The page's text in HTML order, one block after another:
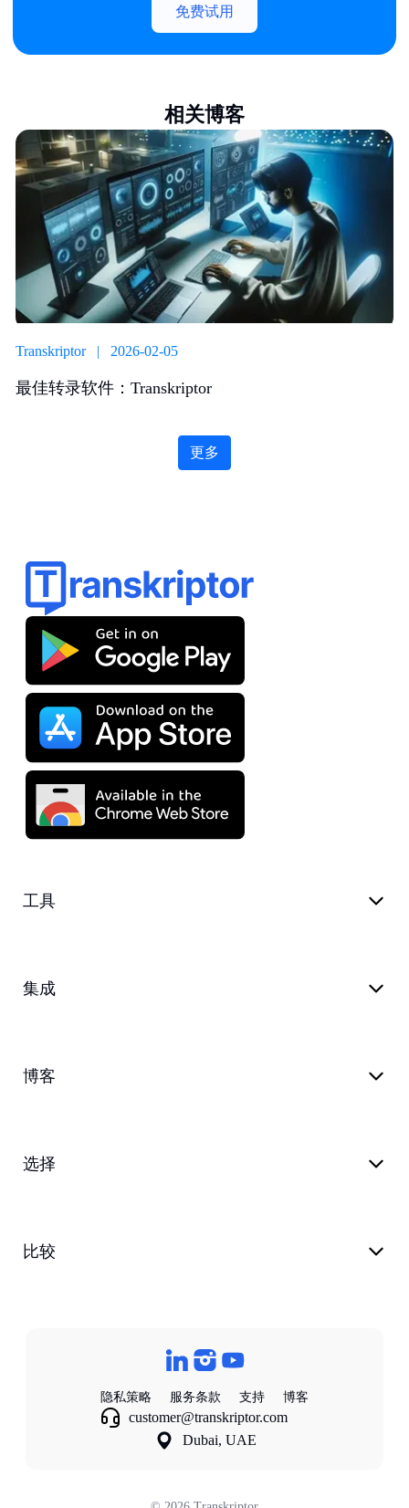
免费试用
相关博客
Transkriptor | 2026-02-05
最佳转录软件：Transkriptor
更多
工具
集成
博客
选择
比较
隐私策略 服务条款 支持 博客
customer@transkriptor.com
Dubai, UAE